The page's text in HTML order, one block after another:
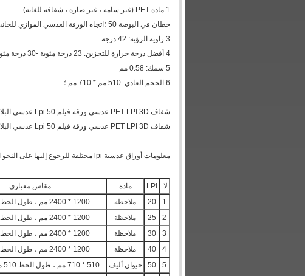
1 مادة PET (غير سامة ، غير ضارة ، شفافة للغاية)
خطان في البوصة 50 ؛اتجاه الورقة العدسي الموازي للجانب الطويل
3 زاوية الرؤية: 42 درجة
4 أفضل درجة حرارة للتخزين: 23 درجة مئوية -30 درجة مئوية ، الرطوبة المثلى للتخزين: 70٪
5 سمك: 0.58 مم
6 الحجم العادي: 510 مم * 710 مم ؛
شفاف PET LPI 3D عدسي ورقة فيلم 50 Lpi عدسي البلاستيك مع 510 * 710 * 0.58mm الحجم القياسي
شفاف PET LPI 3D عدسي ورقة فيلم 50 Lpi عدسي البلاستيك مع 510 * 710 * 0.58mm الحجم القياسي
معلومات أوراق عدسية lpi مختلفة للرجوع إليها على النحو التالي:
لا. LPI مادة مقاس معياري
1
20 ملاحظة 1200 * 2400 مم ، طول الخط 2400 مم
2
25 ملاحظة 1200 * 2400 مم ، طول الخط 2400 مم
3
30 ملاحظة 1200 * 2400 مم ، طول الخط 2400 مم
4
40 ملاحظة 1200 * 2400 مم ، طول الخط 2400 مم
5
50 حيوان أليف 510 * 710 مم ، طول الخط 510 مم أو 710 مم